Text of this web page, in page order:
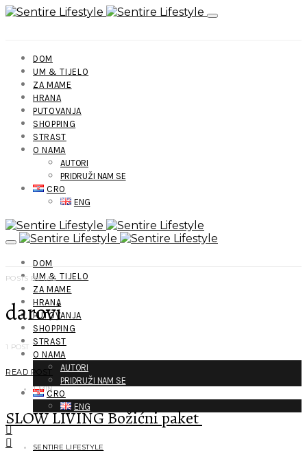
DOM
UM & TIJELO
ZA MAME
HRANA
PUTOVANJA
SHOPPING
STRAST
O NAMA
AUTORI
PRIDRUŽI NAM SE
CRO
ENG
DOM
UM & TIJELO
ZA MAME
HRANA
PUTOVANJA
SHOPPING
STRAST
O NAMA
AUTORI
PRIDRUŽI NAM SE
CRO
ENG
POSTS BY TAG
darovi
1 POST
READ POST
1 MIN
SLOW LIVING Božićni paket
SENTIRE LIFESTYLE